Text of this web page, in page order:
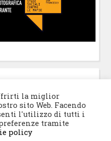
la miglior
sito Web. Facendo
l'utilizzo di tutti i
tramite
policy